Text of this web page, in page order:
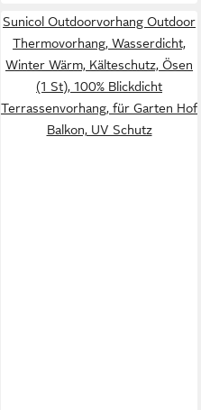
Sunicol Outdoorvorhang Outdoor
Thermovorhang, Wasserdicht,
Winter Wärm, Kälteschutz, Ösen
(1 St), 100% Blickdicht
Terrassenvorhang, für Garten Hof
Balkon, UV Schutz